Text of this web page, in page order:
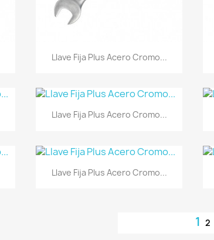
Vista rápida
Llave Fija Plus Acero Cromo...
Vista rápida
Llave Fija Plus Acero Cromo...
Vista rápida
Llave Fija Plus Acero Cromo...
1 2